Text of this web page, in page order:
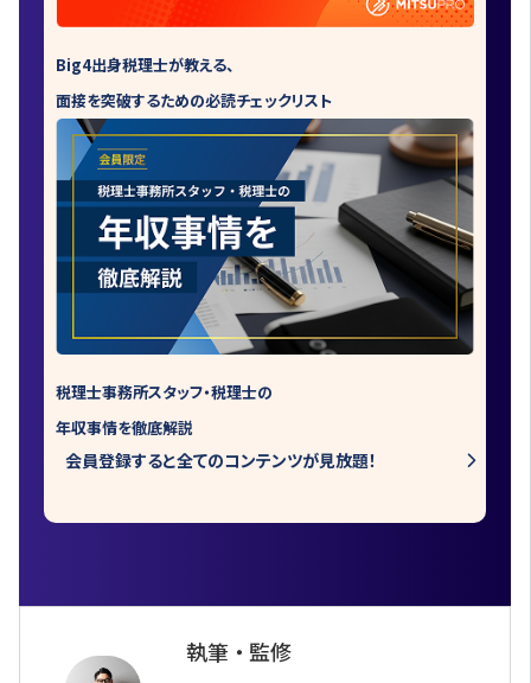
Big4出身税理士が教える、
面接を突破するための必読チェックリスト
税理士事務所スタッフ・税理士の
年収事情を徹底解説
会員登録すると全てのコンテンツが見放題！
執筆 ・ 監修